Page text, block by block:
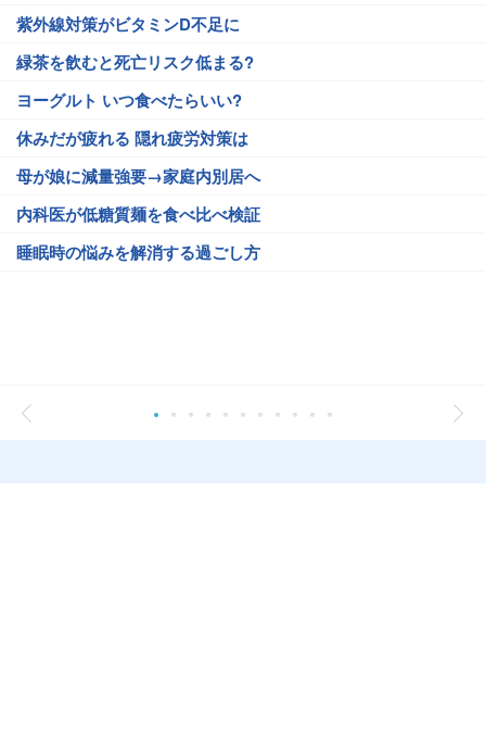
紫外線対策がビタミンD不足に
緑茶を飲むと死亡リスク低まる?
ヨーグルト いつ食べたらいい?
休みだが疲れる 隠れ疲労対策は
母が娘に減量強要→家庭内別居へ
内科医が低糖質麺を食べ比べ検証
睡眠時の悩みを解消する過ごし方